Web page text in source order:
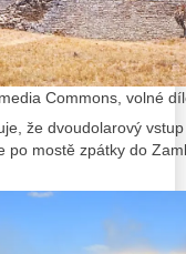
Commons, volné
že dvoudolarový
po mostě zpátky do